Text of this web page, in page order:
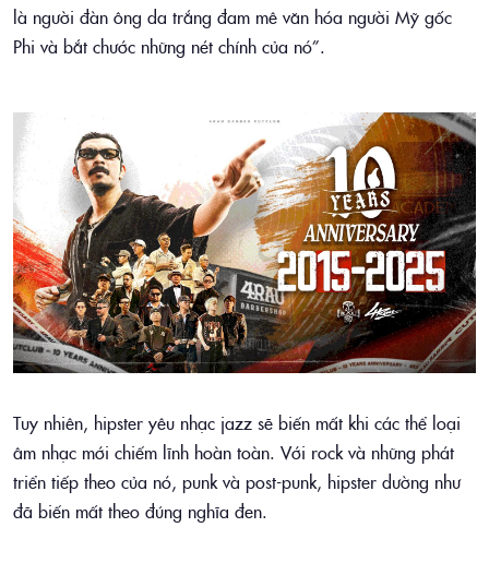
là người đàn ông da trắng đam mê văn hóa người Mỹ gốc
Phi và bắt chước những nét chính của nó”.
Tuy nhiên, hipster yêu nhạc jazz sẽ biến mất khi các thể loại
âm nhạc mới chiếm lĩnh hoàn toàn. Với rock và những phát
triển tiếp theo của nó, punk và post-punk, hipster dường như
đã biến mất theo đúng nghĩa đen.